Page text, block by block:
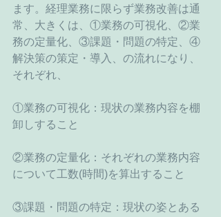
ます。経理業務に限らず業務改善は通
常、大きくは、①業務の可視化、②業
務の定量化、③課題・問題の特定、④
解決策の策定・導入、の流れになり、
それぞれ、
①業務の可視化：現状の業務内容を棚
卸しすること
②業務の定量化：それぞれの業務内容
について工数(時間)を算出すること
③課題・問題の特定：現状の姿とある